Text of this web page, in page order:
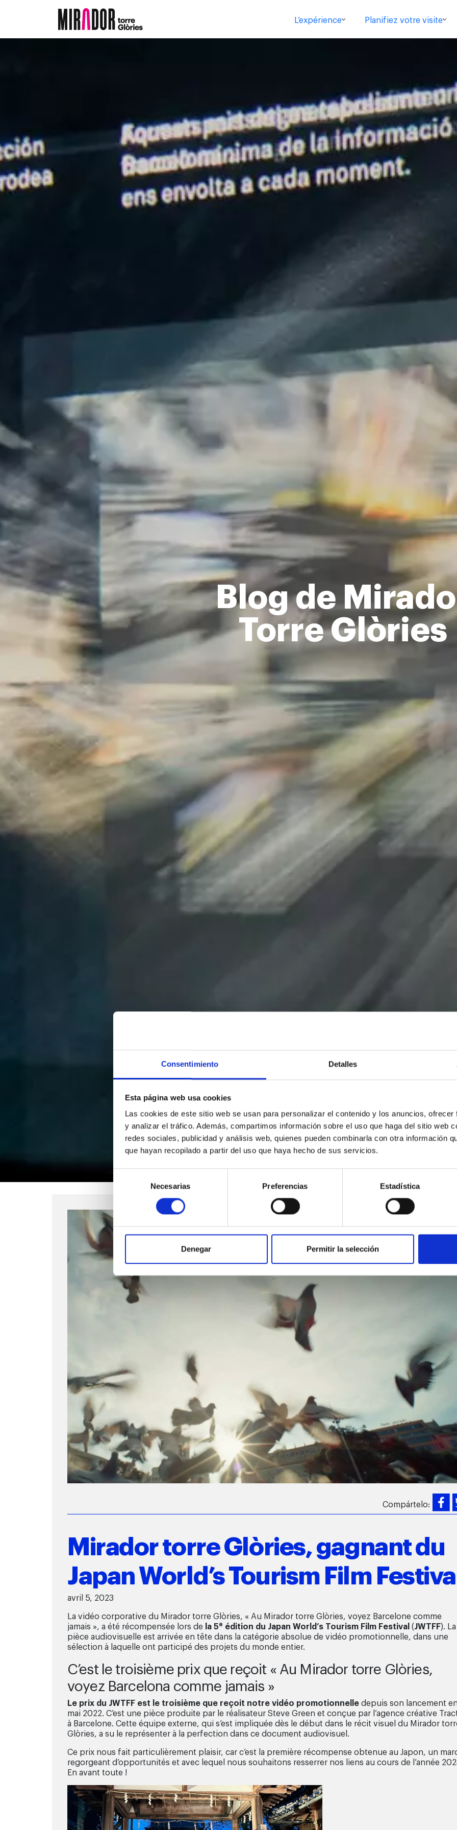
Consentimiento Detalles
Esta página web usa cookies
Las cookies de este sitio web se usan para personalizar el contenido y los anuncios,
y analizar el tráfico. Además, compartimos información sobre el uso que haga del sitio web
redes sociales, publicidad y análisis web, quienes pueden combinarla con otra información
que hayan recopilado a partir del uso que haya hecho de sus servicios.
consentimiento
Necesarias Preferencias Estadística
Denegar Permitir la selección
L’expérience Planifiez votre visite
Blog de
Torre Glòries
Compártelo:
Mirador torre Glòries, gagnant du
Japan World’s Tourism Film
avril 5, 2023
La vidéo corporative du Mirador torre Glòries, « Au Mirador torre Glòries, voyez Barcelone comme
jamais », a été récompensée lors de la 5e édition du Japan World’s Tourism Film Festival(JWTFF). La
pièce audiovisuelle est arrivée en tête dans la catégorie absolue de vidéo promotionnelle, dans une
sélection à laquelle ont participé des projets du monde entier.
C’est le troisième prix que reçoit « Au Mirador torre Glòries,
voyez Barcelona comme jamais »
Le prix du JWTFF est le troisième que reçoit notre vidéo promotionnelledepuis son lancement
mai 2022. C’est une pièce produite par le réalisateur Steve Green et conçue par l’agence créative
à Barcelone. Cette équipe externe, qui s’est impliquée dès le début dans le récit visuel du Mirador
Glòries, a su le représenter à la perfection dans ce document audiovisuel.
Ce prix nous fait particulièrement plaisir, car c’est la première récompense obtenue au Japon, un
regorgeant d’opportunités et avec lequel nous souhaitons resserrer nos liens au cours de l’année
En avant toute !